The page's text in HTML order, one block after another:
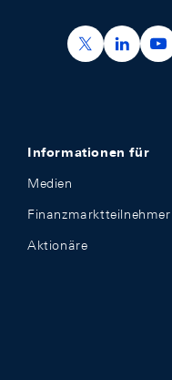
https://
Informationen für
Medien
Finanzmarktteilnehmer
Aktionäre